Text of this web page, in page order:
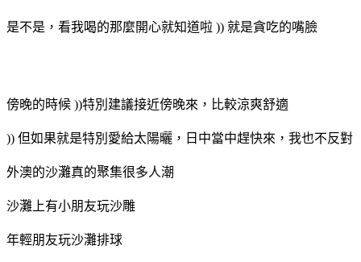
是不是，看我喝的那麼開心就知道啦 )) 就是貪吃的嘴臉
傍晚的時候 ))特別建議接近傍晚來，比較涼爽舒適
)) 但如果就是特別愛給太陽曬，日中當中趕快來，我也不反對
外澳的沙灘真的聚集很多人潮
沙灘上有小朋友玩沙雕
年輕朋友玩沙灘排球